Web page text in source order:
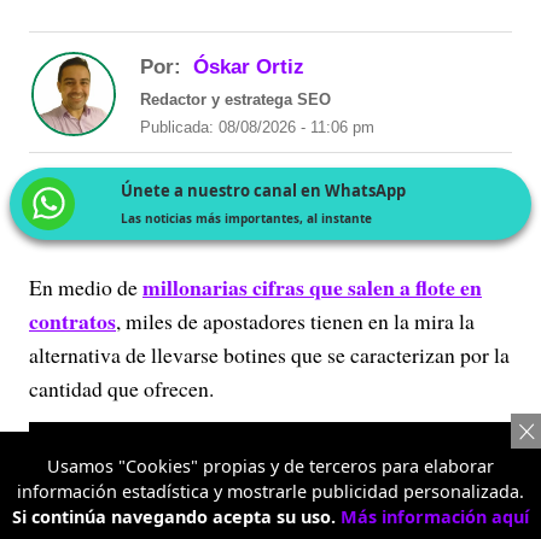
Por: Óskar Ortiz
Redactor y estratega SEO
Publicada: 08/08/2026 - 11:06 pm
Únete a nuestro canal en WhatsApp
Las noticias más importantes, al instante
En medio demillonarias cifras que salen a flote en
contratos, miles de apostadores tienen en la mira la
alternativa de llevarse botines que se caracterizan por la
cantidad que ofrecen.
Usamos "Cookies" propias y de terceros para elaborar
información estadística y mostrarle publicidad personalizada.
Si continúa navegando acepta su uso. Más información aquí